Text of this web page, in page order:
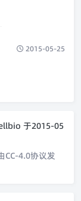
2015-05-25
于2015-05
CC-4.0协议发